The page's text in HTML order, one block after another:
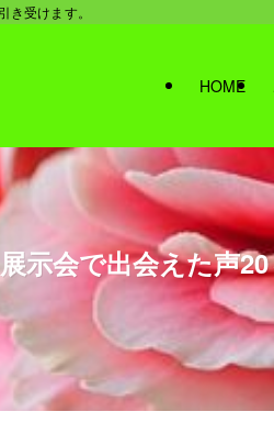
受けます。
HOME
示会で出会えた声